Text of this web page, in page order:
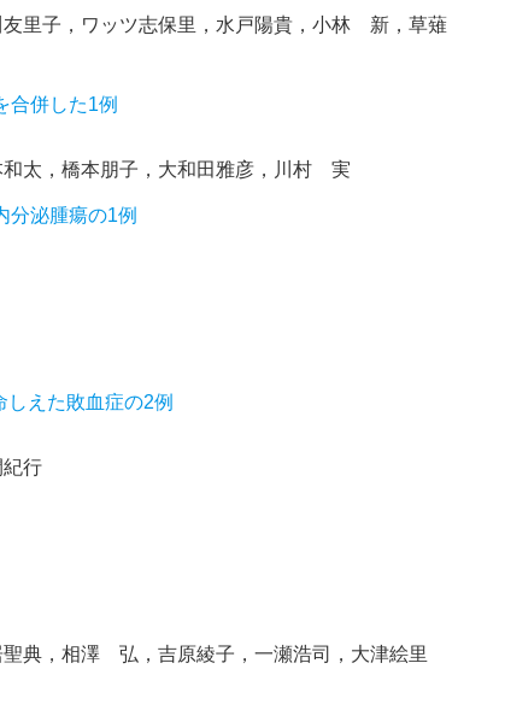
里子，ワッツ志保里，水戸陽貴，小林 新，草薙
合併した1例
太，橋本朋子，大和田雅彦，川村 実
分泌腫瘍の1例
えた敗血症の2例
行
典，相澤 弘，吉原綾子，一瀬浩司，大津絵里